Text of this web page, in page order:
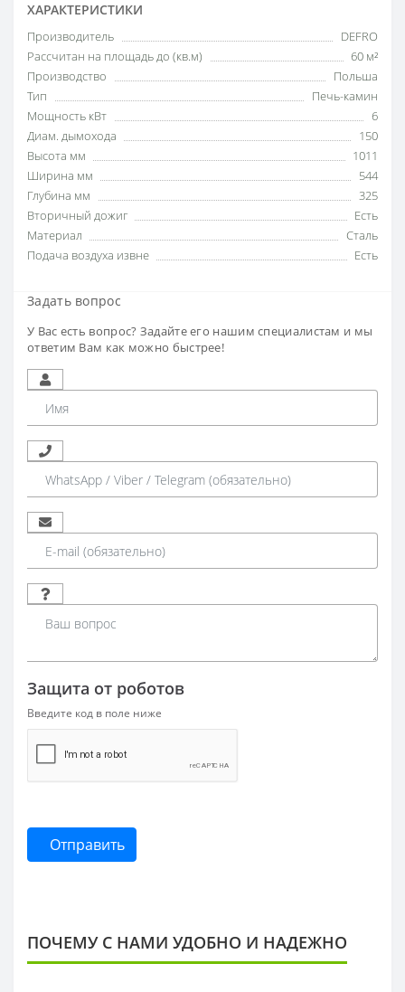
ХАРАКТЕРИСТИКИ
Производитель
DEFRO
Рассчитан на площадь до (кв.м)
60 м²
Производство
Польша
Тип
Печь-камин
Мощность кВт
6
Диам. дымохода
150
Высота мм
1011
Ширина мм
544
Глубина мм
325
Вторичный дожиг
Есть
Материал
Сталь
Подача воздуха извне
Есть
Задать вопрос
У Вас есть вопрос? Задайте его нашим специалистам и мы
ответим Вам как можно быстрее!
Защита от роботов
Введите код в поле ниже
Отправить
ПОЧЕМУ С НАМИ УДОБНО И НАДЕЖНО